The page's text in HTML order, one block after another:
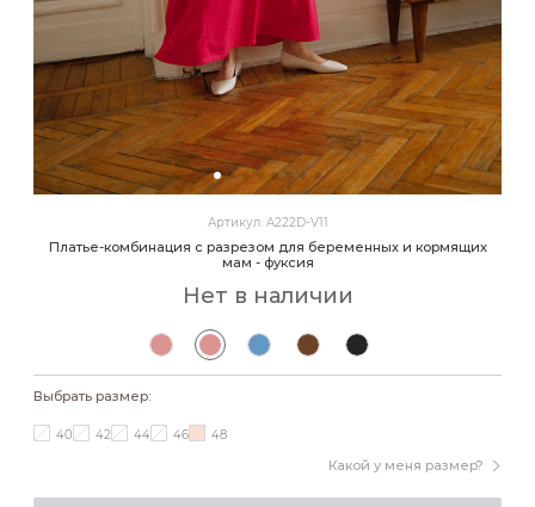
Артикул: A222D-V11
Платье-комбинация с разрезом для беременных и кормящих
мам - фуксия
Нет в наличии
Выбрать размер:
Какой у меня размер?
40 42 44 46 48